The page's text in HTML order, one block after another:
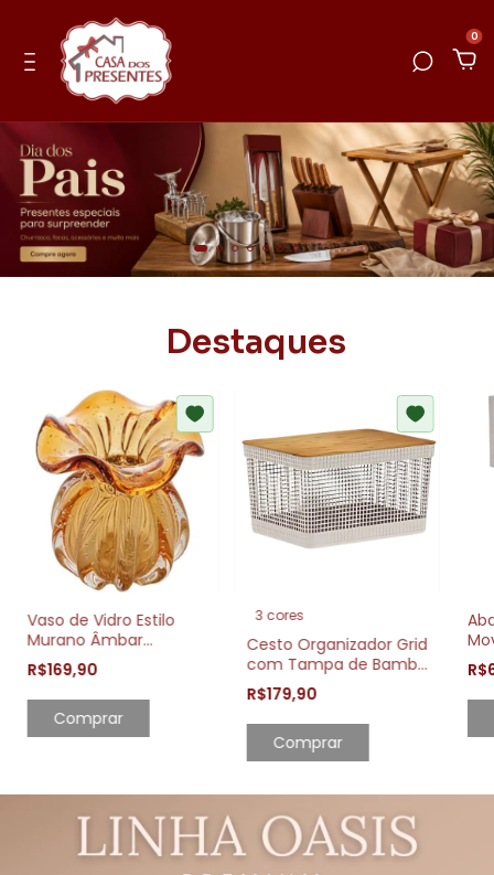
0
Destaques
Vaso de Vidro Estilo
Murano Âmbar
Decorativo 13cm
Elegante
R$169,90
3 cores
Cesto Organizador Grid
com Tampa de Bambu
20L Moderno e Prático
R$179,90
Comprar